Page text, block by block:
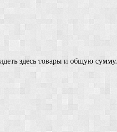
здесь товары и общую сумму.